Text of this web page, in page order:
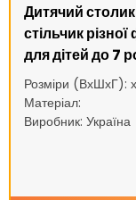
Дитячий
стільчик
для дітей до 7
Розміри (ВхШхГ):
Матеріал:
Виробник: Україна